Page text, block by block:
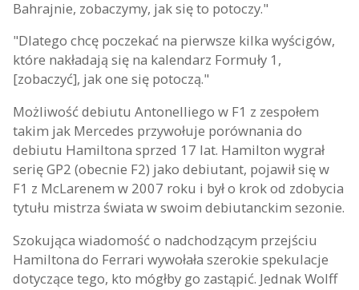
Bahrajnie, zobaczymy, jak się to potoczy."
"Dlatego chcę poczekać na pierwsze kilka wyścigów,
które nakładają się na kalendarz Formuły 1,
[zobaczyć], jak one się potoczą."
Możliwość debiutu Antonelliego w F1 z zespołem
takim jak Mercedes przywołuje porównania do
debiutu Hamiltona sprzed 17 lat. Hamilton wygrał
serię GP2 (obecnie F2) jako debiutant, pojawił się w
F1 z McLarenem w 2007 roku i był o krok od zdobycia
tytułu mistrza świata w swoim debiutanckim sezonie.
Szokująca wiadomość o nadchodzącym przejściu
Hamiltona do Ferrari wywołała szerokie spekulacje
dotyczące tego, kto mógłby go zastąpić. Jednak Wolff